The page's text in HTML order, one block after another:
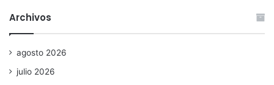
Archivos
agosto 2026
julio 2026